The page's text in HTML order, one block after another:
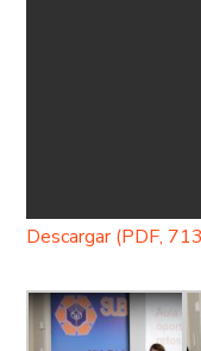
Descargar (PDF,